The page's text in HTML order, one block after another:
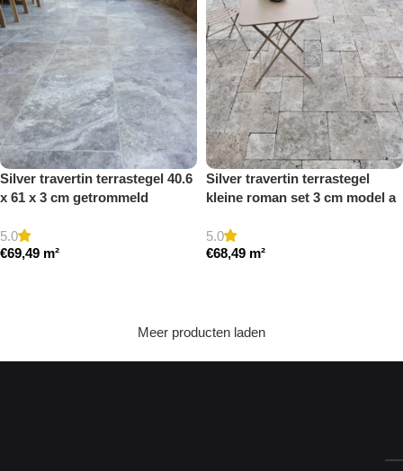
Silver travertin terrastegel 40.6
x 61 x 3 cm getrommeld
5.0
€69,49 m²
Silver travertin terrastegel
kleine roman set 3 cm model a
5.0
€68,49 m²
Meer producten laden